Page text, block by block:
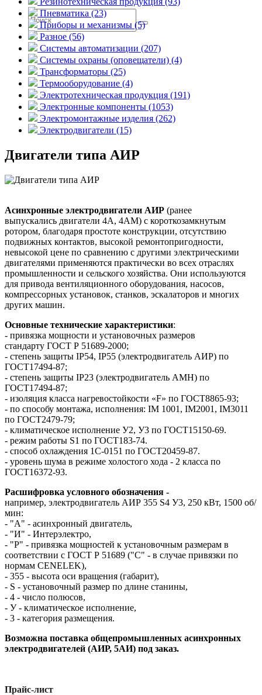
Пневматика (23)
Приборы и механизмы (5)
Разное (56)
Системы автоматизации (207)
Системы охраны (оповещатели) (4)
Трансформаторы (25)
Термооборудование (4)
Электротехническая продукция (191)
Электронные компоненты (1053)
Электромонтажные изделия (262)
Электродвигатели (15)
Двигатели типа АИР
Асинхронные электродвигатели АИР (ранее
выпускались двигатели 4А, 4АМ) с короткозамкнутым
ротором, благодаря простоте конструкции, отсутствию
подвижных контактов, высокой ремонтопригодности,
невысокой цене по сравнению с другими электрическими
двигателями применяются практически во всех отраслях
промышленности и сельского хозяйства. Они используются
для привода вентиляционного оборудования, насосов,
компрессорных установок, станков, эскалаторов и многих
других машин.
Основные технические характеристики:
- привязка мощности и установочных размеров
стандарту ГОСТ Р 51689-2000;
- степень защиты IP54, IP55 (электродвигатель АИР) по
ГОСТ17494-87;
- степень защиты IP23 (электродвигатель АМН) по
ГОСТ17494-87;
- изоляция класса нагревостойкости «F» по ГОСТ8865-93;
- по способу монтажа, исполнения: IM 1001, IM2001, IM3011
по ГОСТ2479-79;
- климатическое исполнение У2, У3 по ГОСТ15150-69.
- режим работы S1 по ГОСТ183-74.
- способ охлаждения 1С-0151 по ГОСТ20459-87.
- уровень шума в режиме холостого хода - 2 класса по
ГОСТ16372-93.
Расшифровка условного обозначения -
например, электродвигатель АИР 355 S4 У3, 250 кВт, 1500 об/
мин:
- "А" - асинхронный двигатель,
- "И" - Интерэлектро,
- "Р" - привязка мощностей к установочным размерам в
соответствии с ГОСТ Р 51689 ("C" - в случае привязки по
нормам CENELEK),
- 355 - высота оси вращения (габарит),
- S - установочный размер по длине станины,
- 4 - число полюсов,
- У - климатическое исполнение,
- 3 - категория размещения.
Возможна поставка общепромышленных асинхронных
электродвигателей (АИР, 5АИ) под заказ.
Прайс-лист